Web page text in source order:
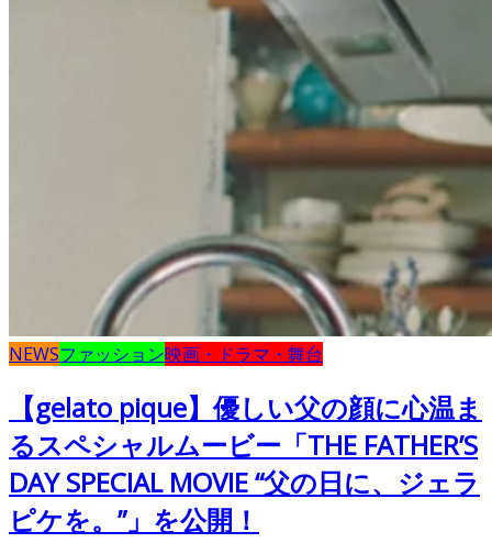
NEWSファッション映画・ドラマ・舞台
【gelato pique】優しい父の顔に心温ま
るスペシャルムービー「THE FATHER’S
DAY SPECIAL MOVIE “父の日に、ジェラ
ピケを。”」を公開！